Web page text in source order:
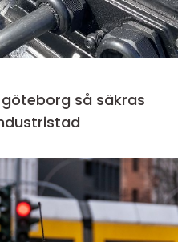
så säkras